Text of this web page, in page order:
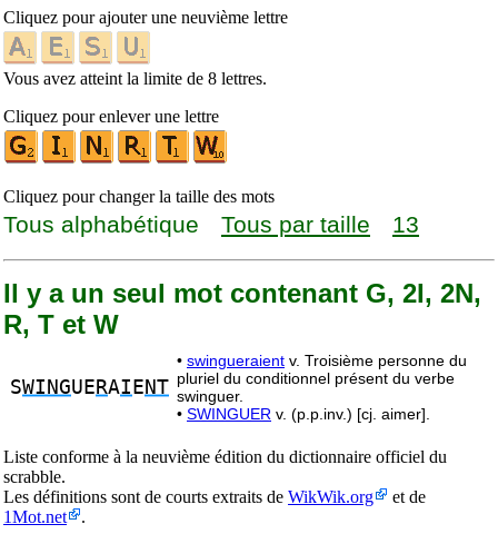
Cliquez pour ajouter une neuvième lettre
Vous avez atteint la limite de 8 lettres.
Cliquez pour enlever une lettre
Cliquez pour changer la taille des mots
Tous alphabétique Tous par taille 13
Il y a un seul mot contenant G, 2I, 2N,
R, T et W
SWINGUE RAI E NT
• swingueraient v. Troisième personne du
pluriel du conditionnel présent du verbe
swinguer.
• SWINGUER v. (p.p.inv.) [cj. aimer].
Liste conforme à la neuvième édition du dictionnaire officiel du
scrabble.
Les définitions sont de courts extraits de WikWik.org
et de
1Mot.net
.